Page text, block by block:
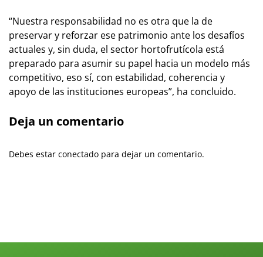
“Nuestra responsabilidad no es otra que la de
preservar y reforzar ese patrimonio ante los desafíos
actuales y, sin duda, el sector hortofrutícola está
preparado para asumir su papel hacia un modelo más
competitivo, eso sí, con estabilidad, coherencia y
apoyo de las instituciones europeas”, ha concluido.
Deja un comentario
Debes estar conectado para dejar un comentario.